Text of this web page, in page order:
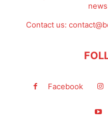
Contact us:
Facebook